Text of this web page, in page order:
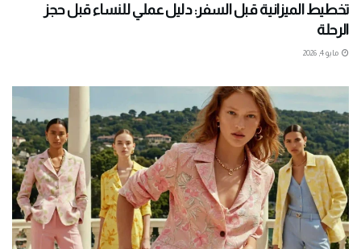
تخطيط الميزانية قبل السفر: دليل عملي للنساء قبل حجز
الرحلة
مايو 4, 2026